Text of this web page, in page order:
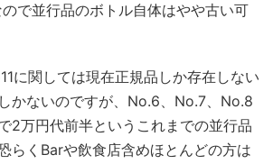
で並行品のボトル自体はやや古い可
に関しては現在正規品しか存在しない
かないのですが、No.6、No.7、No.8
2万円代前半というこれまでの並行品
らくBarや飲食店含めほとんどの方は